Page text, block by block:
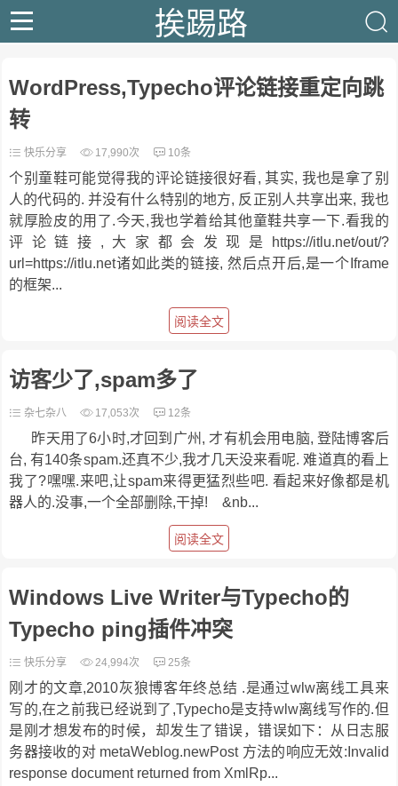
挨踢路
WordPress,Typecho评论链接重定向跳
转
快乐分享 17,990次 10条
个别童鞋可能觉得我的评论链接很好看, 其实, 我也是拿了别
人的代码的. 并没有什么特别的地方, 反正别人共享出来, 我也
就厚脸皮的用了.今天,我也学着给其他童鞋共享一下.看我的
评论链接,大家都会发现是https://itlu.net/out/?
url=https://itlu.net诸如此类的链接, 然后点开后,是一个Iframe
的框架...
阅读全文
访客少了,spam多了
杂七杂八 17,053次 12条
昨天用了6小时,才回到广州, 才有机会用电脑, 登陆博客后
台, 有140条spam.还真不少,我才几天没来看呢. 难道真的看上
我了?嘿嘿.来吧,让spam来得更猛烈些吧. 看起来好像都是机
器人的.没事,一个全部删除,干掉! &nb...
阅读全文
Windows Live Writer与Typecho的
Typecho ping插件冲突
快乐分享 24,994次 25条
刚才的文章,2010灰狼博客年终总结 .是通过wlw离线工具来
写的,在之前我已经说到了,Typecho是支持wlw离线写作的.但
是刚才想发布的时候，却发生了错误，错误如下：从日志服
务器接收的对 metaWeblog.newPost 方法的响应无效:Invalid
response document returned from XmlRp...